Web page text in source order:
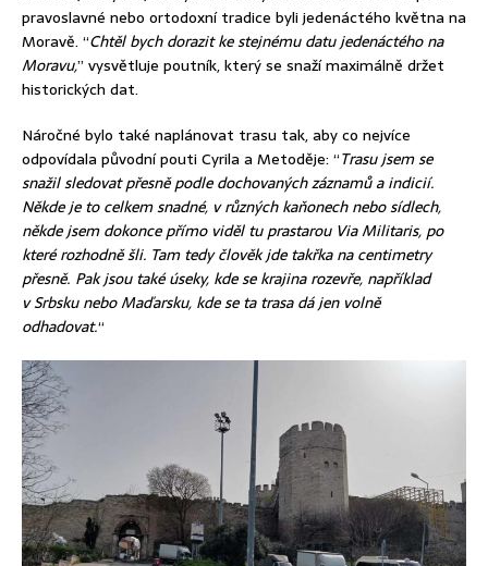
pravoslavné nebo ortodoxní tradice byli jedenáctého května na
Moravě. “Chtěl bych dorazit ke stejnému datu jedenáctého na
Moravu,” vysvětluje poutník, který se snaží maximálně držet
historických dat.
Náročné bylo také naplánovat trasu tak, aby co nejvíce
odpovídala původní pouti Cyrila a Metoděje: “Trasu jsem se
snažil sledovat přesně podle dochovaných záznamů a indicií.
Někde je to celkem snadné, v různých kaňonech nebo sídlech,
někde jsem dokonce přímo viděl tu prastarou Via Militaris, po
které rozhodně šli. Tam tedy člověk jde takřka na centimetry
přesně. Pak jsou také úseky, kde se krajina rozevře, například
v Srbsku nebo Maďarsku, kde se ta trasa dá jen volně
odhadovat.“